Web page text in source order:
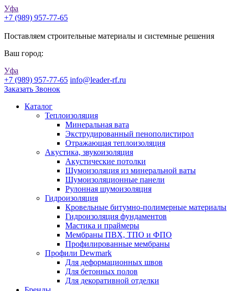
Уфа
+7 (989) 957-77-65
Поставляем строительные материалы и системные решения
Ваш город:
Уфа
+7 (989) 957-77-65 info@leader-rf.ru
Заказать Звонок
Каталог
Теплоизоляция
Минеральная вата
Экструдированный пенополистирол
Отражающая теплоизоляция
Акустика, звукоизоляция
Акустические потолки
Шумоизоляция из минеральной ваты
Шумоизоляционные панели
Рулонная шумоизоляция
Гидроизоляция
Кровельные битумно-полимерные материалы
Гидроизоляция фундаментов
Мастика и праймеры
Мембраны ПВХ, ТПО и ФПО
Профилированные мембраны
Профили Dewmark
Для деформационных швов
Для бетонных полов
Для декоративной отделки